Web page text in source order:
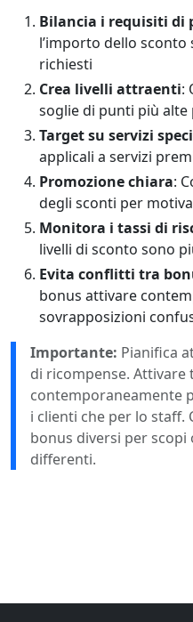
Bilancia i requisiti di
l’importo dello
richiesti
Crea livelli attraenti:
soglie di punti più alte
Target su servizi
applicali a servizi
Promozione chiara:
degli sconti per
Monitora i tassi di
livelli di sconto sono
Evita conflitti tra
bonus attivare
sovrapposizioni
Importante: Pianifica
di ricompense.
contemporaneamente
i clienti che per lo staff.
bonus diversi per
differenti.